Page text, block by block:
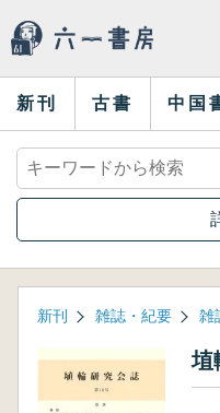
新刊 古書 中国
新刊 雑誌・紀要 雑
埴